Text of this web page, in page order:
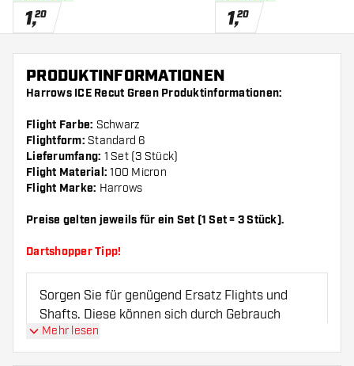
1,20 1,20
PRODUKTINFORMATIONEN
Harrows ICE Recut Green Produktinformationen:
Flight Farbe: Schwarz
Flightform: Standard 6
Lieferumfang: 1 Set (3 Stück)
Flight Material: 100 Micron
Flight Marke: Harrows
Preise gelten jeweils für ein Set (1 Set = 3 Stück).
Dartshopper Tipp!
Sorgen Sie für genügend Ersatz Flights und
Shafts. Diese können sich durch Gebrauch
abnutzen oder brechen.
Mehr lesen